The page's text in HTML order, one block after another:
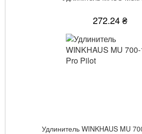
272.24 ₴
Удлинитель WINKHAUS MU